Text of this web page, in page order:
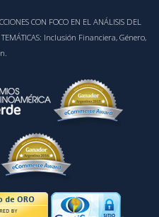
CON FOCO EN EL ANÁLISIS DEL
TEMÁTICAS: Inclusión Financiera, Género,